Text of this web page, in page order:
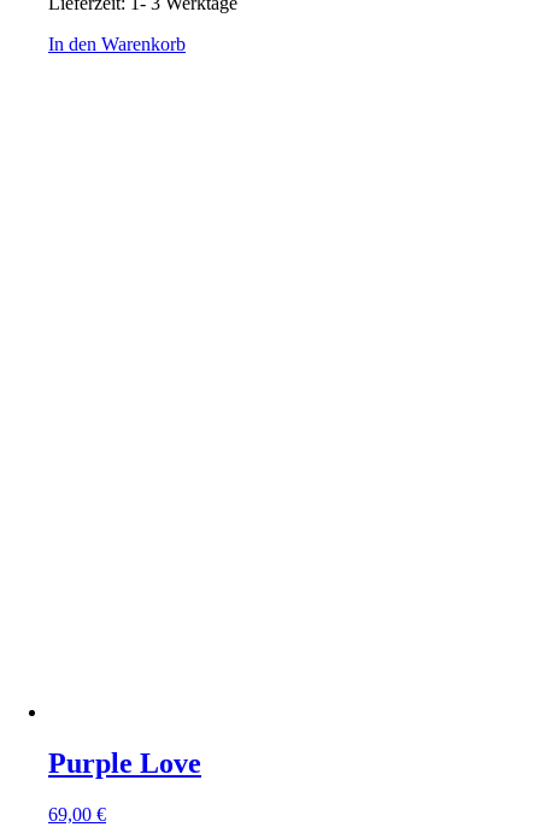
In den Warenkorb
Purple Love
69,00 €